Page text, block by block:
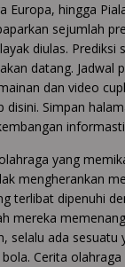
Europa, hingga
sejumlah
diulas. Prediksi
datang. Jadwal
dan video
disini. Simpan
yang
mengherankan
terlibat dipenuhi
mereka
selalu ada sesuatu
Cerita